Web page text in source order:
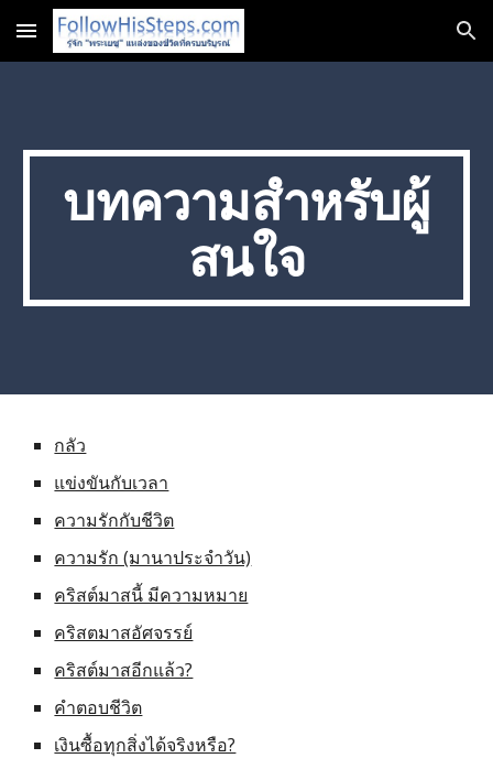
Skip to main content Skip to navigation
บทความสำหรับผู้
สนใจ
กลัว
แข่งขันกับเวลา
ความรักกับชีวิต
ความรัก (มานาประจำวัน)
คริสต์มาสนี้ มีความหมาย
คริสตมาสอัศจรรย์
คริสต์มาสอีกแล้ว?
คำตอบชีวิต
เงินซื้อทุกสิ่งได้จริงหรือ?